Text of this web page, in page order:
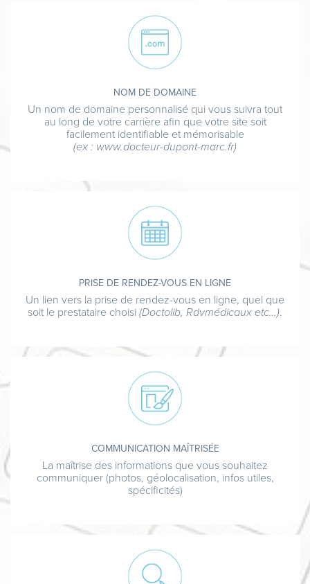
NOM DE DOMAINE
Un nom de domaine personnalisé qui vous suivra tout
au long de votre carrière afin que votre site soit
facilement identifiable et mémorisable
(ex : www.docteur-dupont-marc.fr)
PRISE DE RENDEZ-VOUS EN LIGNE
Un lien vers la prise de rendez-vous en ligne, quel que
soit le prestataire choisi (Doctolib, Rdvmédicaux etc…).
COMMUNICATION MAÎTRISÉE
La maîtrise des informations que vous souhaitez
communiquer (photos, géolocalisation, infos utiles,
spécificités)